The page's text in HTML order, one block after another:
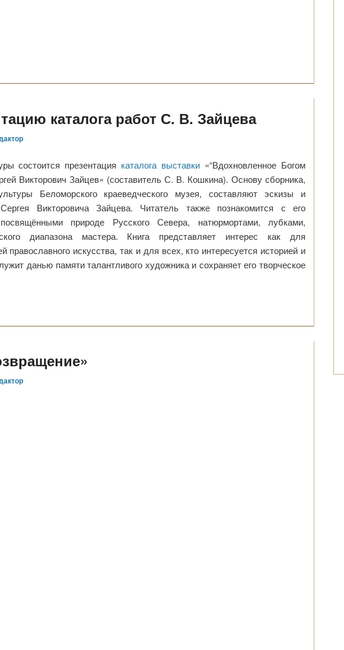
каталога работ С. В. Зайцева
состоится презентация каталога выставки «“Вдохновленное Богом
Викторович Зайцев» (составитель С. В. Кошкина). Основу сборника,
Беломорского краеведческого музея, составляют эскизы и
Викторовича Зайцева. Читатель также познакомится с его
природе Русского Севера, натюрмортами, лубками,
диапазона мастера. Книга представляет интерес как для
православного искусства, так и для всех, кто интересуется историей и
данью памяти талантливого художника и сохраняет его творческое